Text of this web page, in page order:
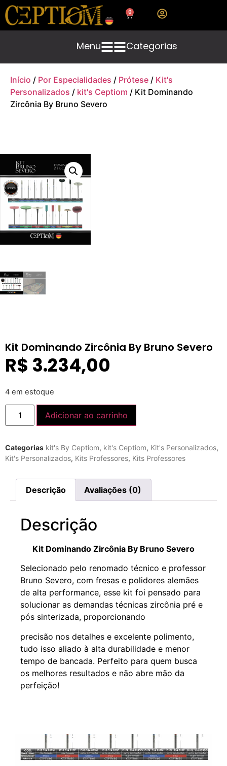
0
Menu Categorias
Início / Por Especialidades / Prótese / Kit's
Personalizados / kit's Ceptiom / Kit Dominando
Zircônia By Bruno Severo
Kit Dominando Zircônia By Bruno Severo
R$ 3.234,00
4 em estoque
Adicionar ao carrinho
Categorias kit's By Ceptiom, kit's Ceptiom, Kit's Personalizados,
Kit's Personalizados, Kits Professores, Kits Professores
Descrição Avaliações (0)
Descrição
Kit Dominando Zircônia By Bruno Severo
Selecionado pelo renomado técnico e professor
Bruno Severo, com fresas e polidores alemães
de alta performance, esse kit foi pensado para
solucionar as demandas técnicas zircônia pré e
pós sinterizada, proporcionando
precisão nos detalhes e excelente polimento,
tudo isso aliado à alta durabilidade e menor
tempo de bancada. Perfeito para quem busca
os melhores resultados e não abre mão da
perfeição!